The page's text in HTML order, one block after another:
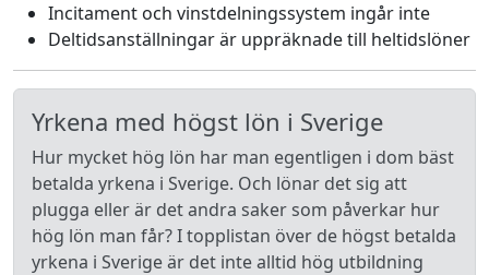
Incitament och vinstdelningssystem ingår inte
Deltidsanställningar är uppräknade till heltidslöner
Yrkena med högst lön i Sverige
Hur mycket hög lön har man egentligen i dom bäst
betalda yrkena i Sverige. Och lönar det sig att
plugga eller är det andra saker som påverkar hur
hög lön man får? I topplistan över de högst betalda
yrkena i Sverige är det inte alltid hög utbildning